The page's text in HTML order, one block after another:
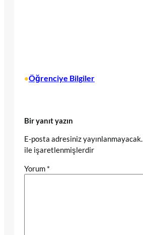
•Öğrenciye Bilgiler
Bir yanıt yazın
E-posta adresiniz yayınlanmayacak.
ile işaretlenmişlerdir
Yorum *